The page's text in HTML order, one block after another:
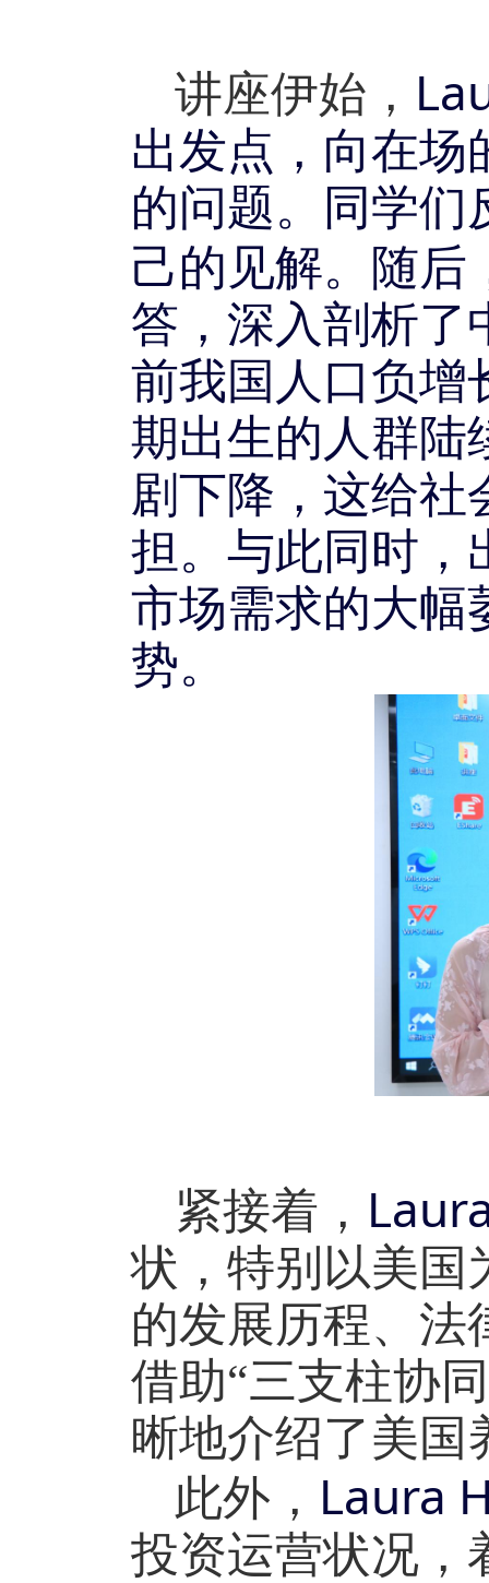
讲座伊始，
出发点，向在场
的问题。同学们
己的见解。随后
答，深入剖析了
前我国人口负增
期出生的人群陆
剧下降，这给社
担。与此同时，
市场需求的大幅
势。
紧接着，
状，特别以美国
的发展历程、法
借助“三支柱协
晰地介绍了美国
此外， Laura
投资运营状况，